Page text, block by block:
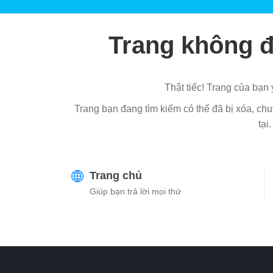
Trang không
Thật tiếc! Trang của bạn
Trang bạn đang tìm kiếm có thể đã bị xóa,
tại.
Trang chủ
Giúp bạn trả lời mọi thứ